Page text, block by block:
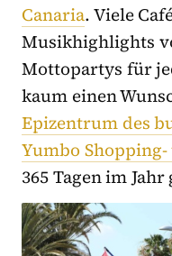
Canaria. Viele
Musikhighlights
Mottopartys für
kaum einen
Epizentrum des
Yumbo
365 Tagen im